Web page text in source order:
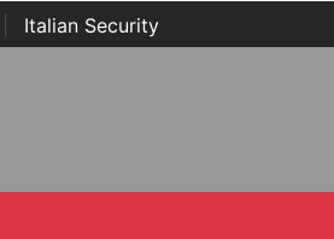
Italian Security